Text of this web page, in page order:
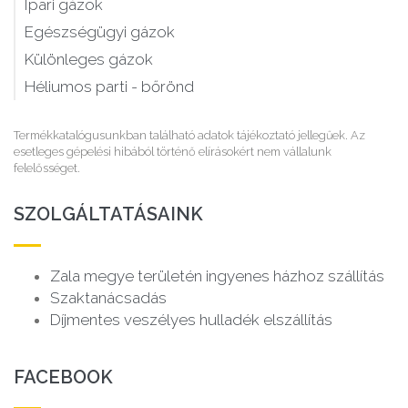
Ipari gázok
Egészségügyi gázok
Különleges gázok
Héliumos parti - bőrönd
Termékkatalógusunkban található adatok tájékoztató jellegűek. Az
esetleges gépelési hibából történő elírásokért nem vállalunk
felelősséget.
SZOLGÁLTATÁSAINK
Zala megye területén ingyenes házhoz szállítás
Szaktanácsadás
Díjmentes veszélyes hulladék elszállítás
FACEBOOK